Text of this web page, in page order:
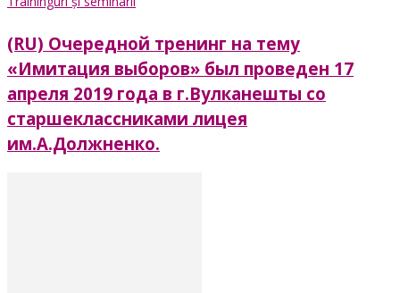
(RU) Очередной тренинг на тему
«Имитация выборов» был проведен 17
апреля 2019 года в г.Вулканешты со
старшеклассниками лицея
им.А.Должненко.